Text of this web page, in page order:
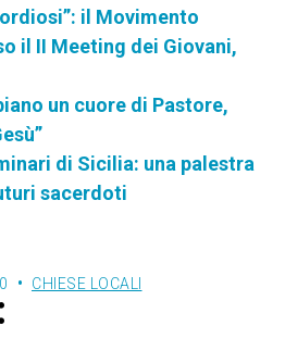
il Movimento
il II Meeting dei Giovani,
un cuore di Pastore,
di Sicilia: una palestra
sacerdoti
CHIESE LOCALI